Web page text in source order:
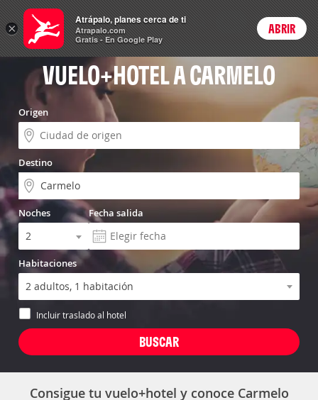
Vuelo+Hotel Precios enPeso
ARSCambiar moneda
Login
VUELO+HOTEL A CARMELO
Origen
Destino
Noches Fecha salida
Habitaciones
Incluir traslado al hotel
Consigue tu vuelo+hotel y conoce Carmelo
×
Atrápalo, planes cerca de ti
Atrapalo.com
Gratis - En Google Play
ABRIR